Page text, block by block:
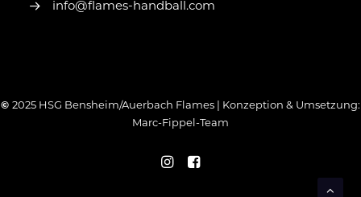
info@flames-handball.com
© 2025 HSG Bensheim/Auerbach Flames | Konzeption & Umsetzung:
Marc-Fippel-Team